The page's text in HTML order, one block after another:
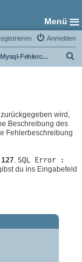
Menü
Anmelden
Mysql-Fehlercodes
wird,
Beschreibung des
Fehlerbeschreibung
127. SQL Error :
du ins Eingabefeld